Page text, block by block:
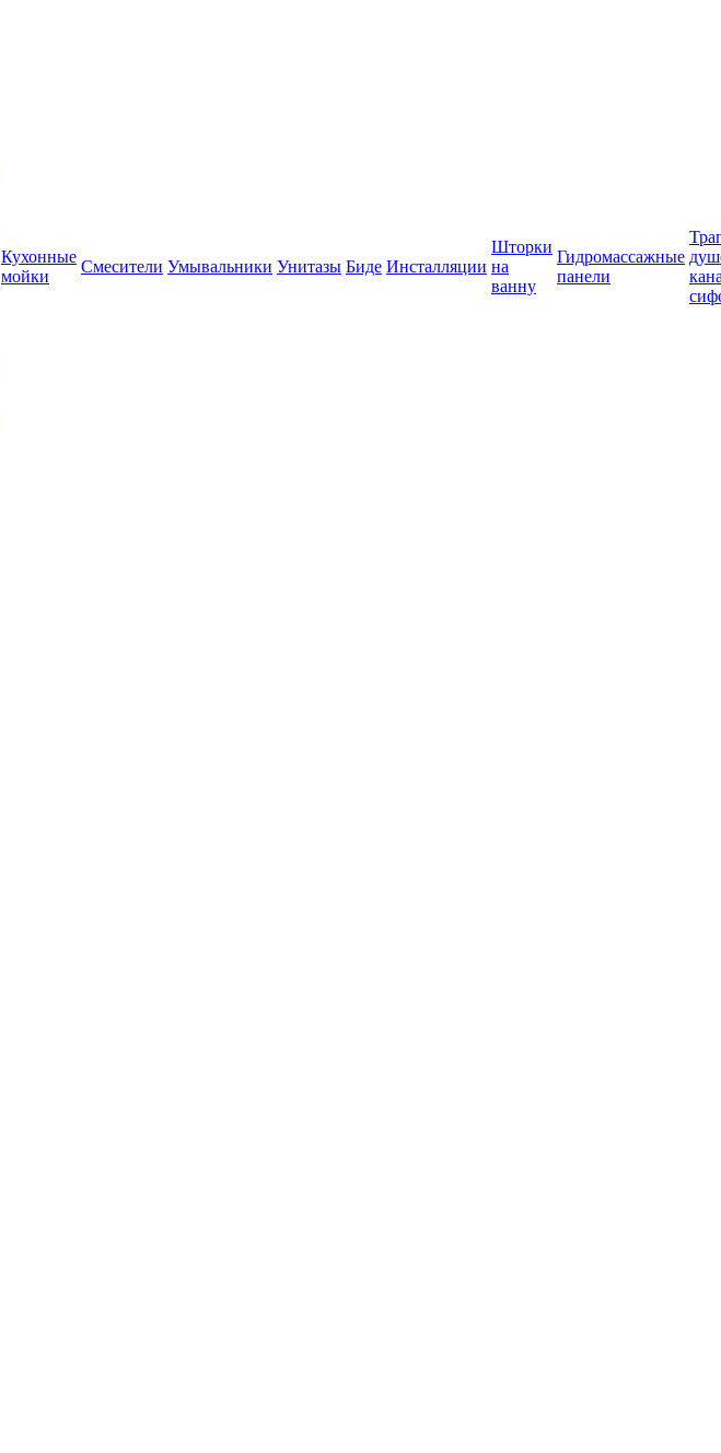
Кухонные
мойки
Смесители Умывальники Унитазы Биде Инсталляции
Шторки
на
ванну
Гидромассажные
панели